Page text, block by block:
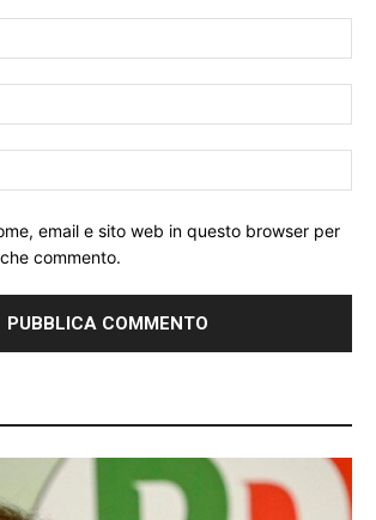
email e sito web in questo browser per
commento.